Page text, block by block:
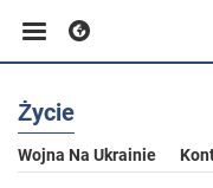
Biznes
Życie
Wojna Na Ukrainie